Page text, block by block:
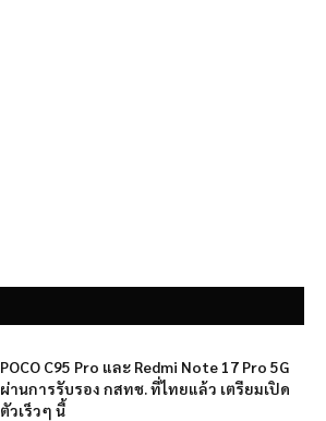
POCO C95 Pro และ Redmi Note 17 Pro 5G
ผ่านการรับรอง กสทช. ที่ไทยแล้ว เตรียมเปิด
ตัวเร็วๆ นี้